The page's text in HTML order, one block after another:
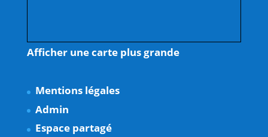
Afficher une carte plus grande
Mentions légales
Admin
Espace partagé